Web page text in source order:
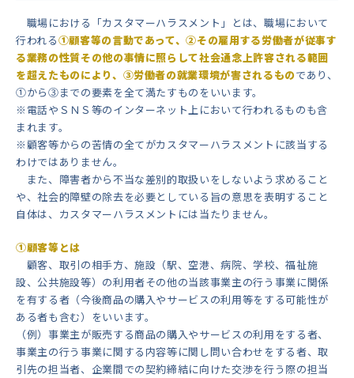
職場における「カスタマーハラスメント」とは、職場において
行われる①顧客等の言動であって、②その雇用する労働者が従事す
る業務の性質その他の事情に照らして社会通念上許容される範囲
を超えたものにより、③労働者の就業環境が害されるものであり、
①から③までの要素を全て満たすものをいいます。
※電話やＳＮＳ等のインターネット上において行われるものも含
まれます。
※顧客等からの苦情の全てがカスタマーハラスメントに該当する
わけではありません。
また、障害者から不当な差別的取扱いをしないよう求めること
や、社会的障壁の除去を必要としている旨の意思を表明すること
自体は、カスタマーハラスメントには当たりません。
①顧客等とは
顧客、取引の相手方、施設（駅、空港、病院、学校、福祉施
設、公共施設等）の利用者その他の当該事業主の行う事業に関係
を有する者（今後商品の購入やサービスの利用等をする可能性が
ある者も含む）をいいます。
（例）事業主が販売する商品の購入やサービスの利用をする者、
事業主の行う事業に関する内容等に関し問い合わせをする者、取
引先の担当者、企業間での契約締結に向けた交渉を行う際の担当